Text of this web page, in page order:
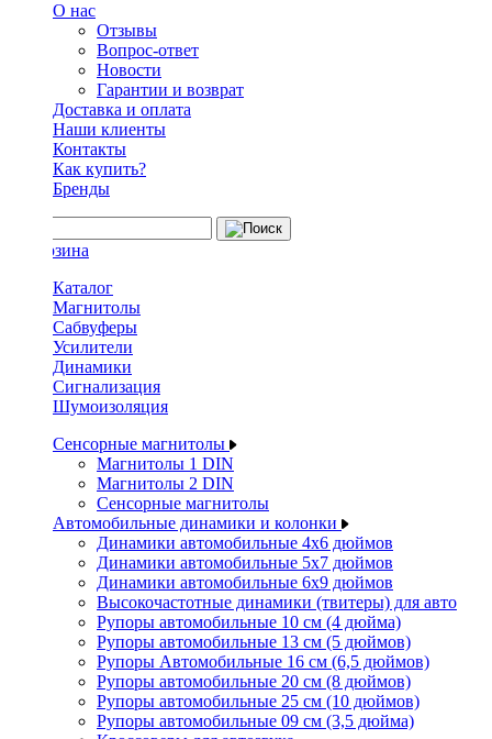
О нас
Отзывы
Вопрос-ответ
Новости
Гарантии и возврат
Доставка и оплата
Наши клиенты
Контакты
Как купить?
Бренды
Каталог
Магнитолы
Сабвуферы
Усилители
Динамики
Сигнализация
Шумоизоляция
Сенсорные магнитолы
Магнитолы 1 DIN
Магнитолы 2 DIN
Сенсорные магнитолы
Автомобильные динамики и колонки
Динамики автомобильные 4x6 дюймов
Динамики автомобильные 5x7 дюймов
Динамики автомобильные 6x9 дюймов
Высокочастотные динамики (твитеры) для авто
Рупоры автомобильные 10 см (4 дюйма)
Рупоры автомобильные 13 см (5 дюймов)
Рупоры Автомобильные 16 см (6,5 дюймов)
Рупоры автомобильные 20 см (8 дюймов)
Рупоры автомобильные 25 см (10 дюймов)
Рупоры автомобильные 09 см (3,5 дюйма)